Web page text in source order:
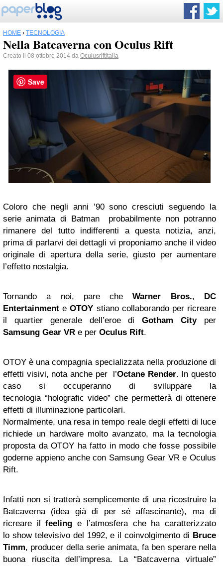
HOME › TECNOLOGIA
Nella Batcaverna con Oculus Rift
Creato il 08 ottobre 2014 da Oculusriftitalia
Coloro che negli anni ’90 sono cresciuti seguendo la
serie animata di Batman probabilmente non potranno
rimanere del tutto indifferenti a questa notizia, anzi,
prima di parlarvi dei dettagli vi proponiamo anche il video
originale di apertura della serie, giusto per aumentare
l’effetto nostalgia.
Tornando a noi, pare cheWarner Bros., DC
Entertainment eOTOY stiano collaborando per ricreare
il quartier generale dell’eroe diGotham Cityper
Samsung Gear VR e per Oculus Rift.
OTOY è una compagnia specializzata nella produzione di
effetti visivi, nota anche per l’Octane Render. In questo
caso si occuperanno di sviluppare la
tecnologia “holografic video” che permetterà di ottenere
effetti di illuminazione particolari.
Normalmente, una resa in tempo reale degli effetti di luce
richiede un hardware molto avanzato, ma la tecnologia
proposta da OTOY ha fatto in modo che fosse possibile
goderne appieno anche con Samsung Gear VRe Oculus
Rift.
Infatti non si tratterà semplicemente di una ricostruire la
Batcaverna (idea già di per sé affascinante), ma di
ricreare ilfeeling e l’atmosfera che ha caratterizzato
lo show televisivo del 1992, e il coinvolgimento di Bruce
Timm, producer della serie animata, fa ben sperare nella
buona riuscita dell’impresa. La “Batcaverna virtuale”
Save